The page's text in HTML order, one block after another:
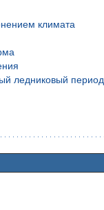
климата
ледниковый период